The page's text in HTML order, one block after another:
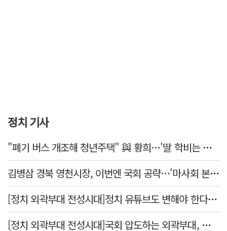
정치 기사
"폐기 버스 개조해 청년주택" 與 황희…'딸 학비는 年 4200만원'
김병삼 경북 영천시장, 이번엔 국회 공략…'마사회 본사 이전·광역교통망 확충' 요청
[정치 외곽부대 전성시대]정치 유튜브도 변해야 한다 "화합과 존중"
[정치 외곽부대 전성시대]국회 압도하는 외곽부대, 목소리 왜 커지나?